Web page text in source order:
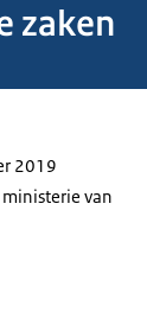
zaken
2019
van